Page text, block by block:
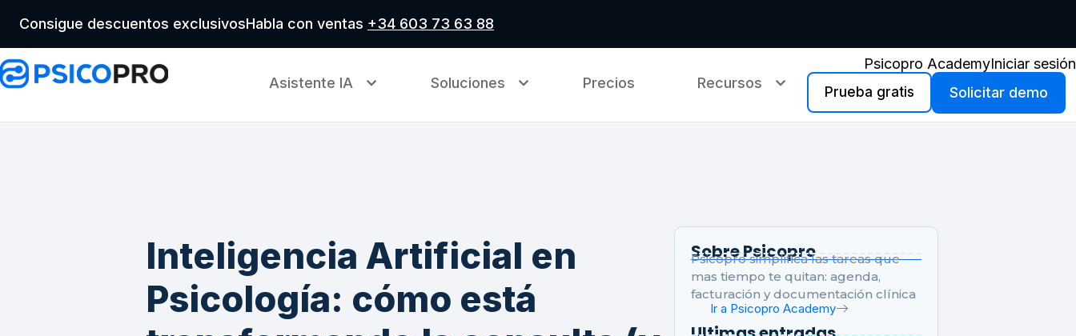
Consigue descuentos exclusivosHabla con ventas +34 603 73 63 88
Asistente IA Soluciones Precios Recursos
Psicopro AcademyIniciar sesión
Prueba gratis Solicitar demo
Inteligencia Artificial en
Psicología: cómo está
Sobre Psicopro
Psicopro simplifica las tareas que
mas tiempo te quitan: agenda,
facturación y documentación clínica
Ir a Psicopro Academy